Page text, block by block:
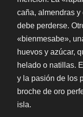
caña, almendras
debe perderse.
«bienmesabe»,
huevos y azúcar,
helado o natillas.
y la pasión de los
broche de oro
isla.